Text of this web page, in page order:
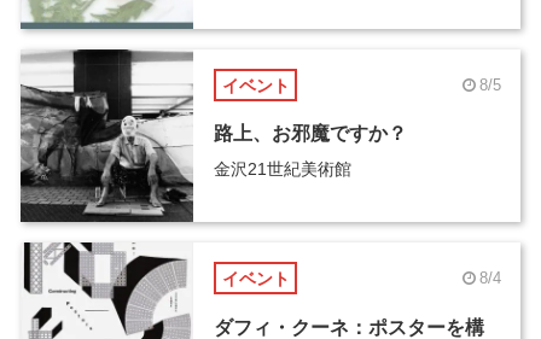
イベント 8/5
路上、お邪魔ですか？
金沢21世紀美術館
イベント 8/4
ダフィ・クーネ：ポスターを構